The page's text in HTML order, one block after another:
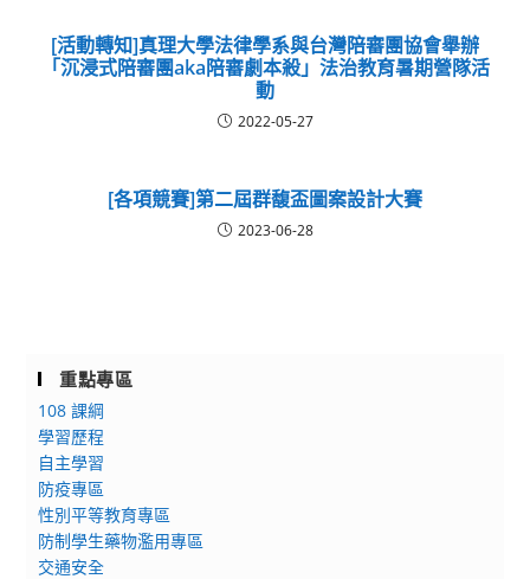
[活動轉知]真理大學法律學系與台灣陪審團協會舉辦
「沉浸式陪審團aka陪審劇本殺」法治教育暑期營隊活
動
2022-05-27
[各項競賽]第二屆群馥盃圖案設計大賽
2023-06-28
重點專區
108 課綱
學習歷程
自主學習
防疫專區
性別平等教育專區
防制學生藥物濫用專區
交通安全